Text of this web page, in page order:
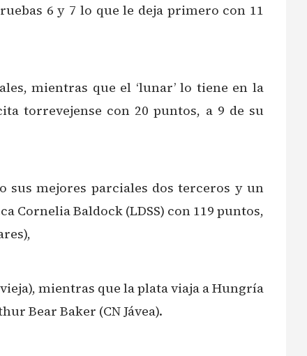
6 y 7 lo que le deja primero con 11
mientras que el ‘lunar’ lo tiene en la
torrevejense con 20 puntos, a 9 de su
sus mejores parciales dos terceros y un
Cornelia Baldock (LDSS) con 119 puntos,
mientras que la plata viaja a Hungría
Bear Baker (CN Jávea).